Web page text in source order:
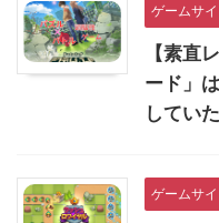
ゲームサイ
【素直
ード」
してい
ゲームサイ